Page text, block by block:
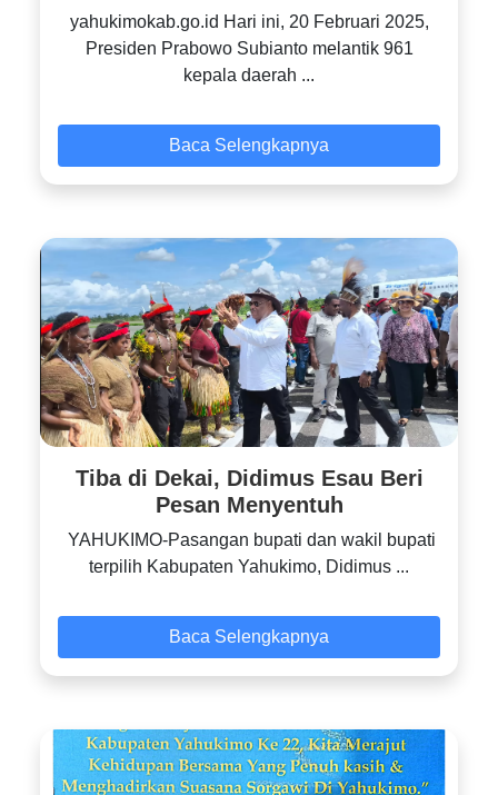
yahukimokab.go.id Hari ini, 20 Februari 2025,
Presiden Prabowo Subianto melantik 961
kepala daerah ...
Baca Selengkapnya
Tiba di Dekai, Didimus Esau Beri
Pesan Menyentuh
YAHUKIMO-Pasangan bupati dan wakil bupati
terpilih Kabupaten Yahukimo, Didimus ...
Baca Selengkapnya